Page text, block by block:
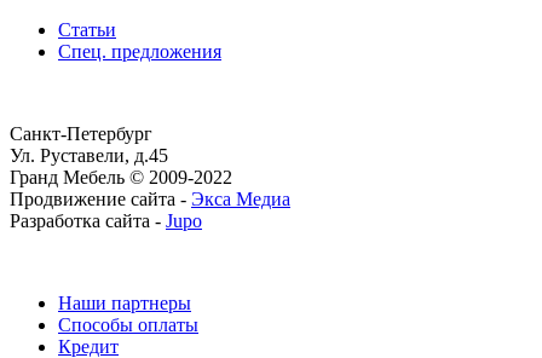
Статьи
Спец. предложения
Санкт-Петербург
Ул. Руставели, д.45
Гранд Мебель © 2009-2022
Продвижение сайта - Экса Медиа
Разработка сайта - Jupo
Наши партнеры
Способы оплаты
Кредит